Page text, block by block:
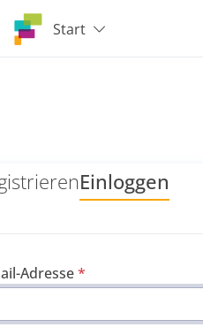
Start
Einloggen
Adresse